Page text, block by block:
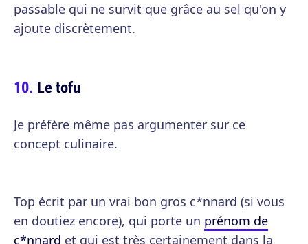
passable qui ne survit que grâce au sel qu'on y
ajoute discrètement.
Le tofu
Je préfère même pas argumenter sur ce
concept culinaire.
Top écrit par un vrai bon gros c*nnard (si vous
en doutiez encore), qui porte un prénom de
c*nnard et qui est très certainement dans la